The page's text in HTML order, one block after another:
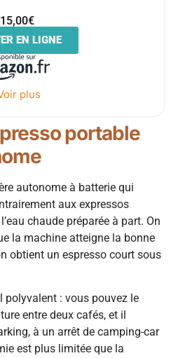
EN LIGNE
plus
portable
autonome à batterie qui
aux expressos
chaude préparée à part. On
la machine atteigne la bonne
obtient un espresso court sous
polyvalent : vous pouvez le
entre deux cafés, et il
à un arrêt de camping-car
est plus limitée que la